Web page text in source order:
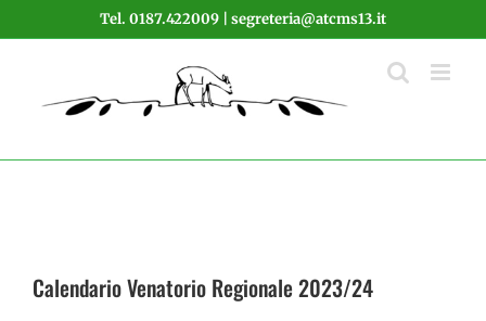
al
Tel. 0187.422009 | segreteria@atcms13.it
Calendario Venatorio Regionale 2023/24